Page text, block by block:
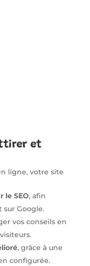
et
ligne, votre site
le SEO, afin
sur Google.
vos conseils en
, grâce à une
configurée.